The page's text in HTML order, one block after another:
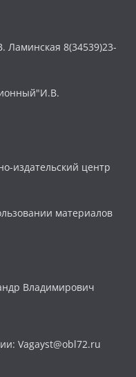
Ламинская 8(34539)23-
издательский центр
материалов
Владимирович
Vagayst@obl72.ru